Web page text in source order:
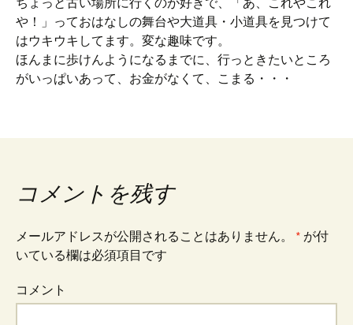
や！」っておはなしの舞台や大道具・小道具を見つけて
はウキウキしてます。変な趣味です。
ほんまに歩けんようになるまでに、行っときたいところ
がいっぱいあって、お金がなくて、こまる・・・
コメントを残す
メールアドレスが公開されることはありません。 * が付
いている欄は必須項目です
コメント